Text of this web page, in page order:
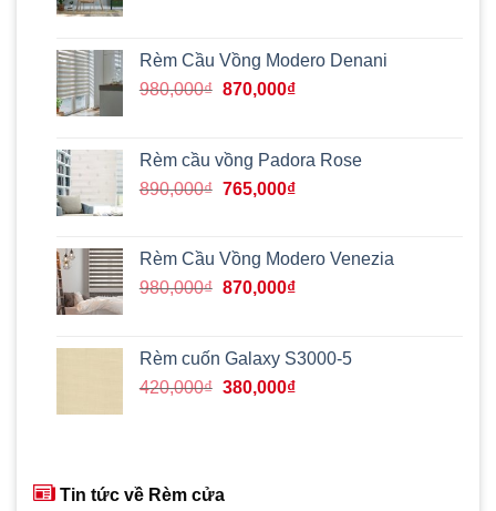
890,000₫.là:
765,000₫.
Rèm Cầu Vồng Modero Denani
980,000₫ Giá
980,000₫.
870,000₫Giá
là:
870,000₫.
Rèm cầu vồng Padora Rose
890,000₫ Giá
890,000₫.
765,000₫Giá
là:
765,000₫.
Rèm Cầu Vồng Modero Venezia
980,000₫ Giá
980,000₫.
870,000₫Giá
là:
870,000₫.
Rèm cuốn Galaxy S3000-5
420,000₫ Giá
380,000₫Giá
Tin tức về Rèm cửa